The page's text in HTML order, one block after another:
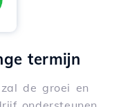
termijn
de groei en